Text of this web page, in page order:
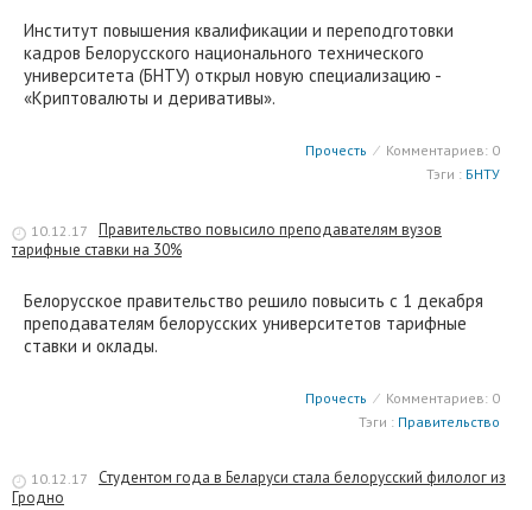
Институт повышения квалификации и переподготовки
кадров Белорусского национального технического
университета (БНТУ) открыл новую специализацию -
«Криптовалюты и деривативы».
Прочесть ⁄ Комментариев: 0
Тэги : БНТУ
10.12.17
Правительство повысило преподавателям вузов
тарифные ставки на 30%
Белорусское правительство решило повысить с 1 декабря
преподавателям белорусских университетов тарифные
ставки и оклады.
Прочесть ⁄ Комментариев: 0
Тэги : Правительство
10.12.17
Студентом года в Беларуси стала белорусский филолог из
Гродно